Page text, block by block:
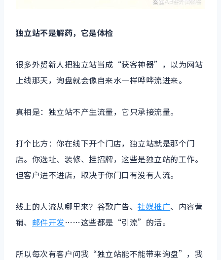
独立站不是解药，它是体检
很多外贸新人把独立站当成“获客神器”，以为网站
上线那天，询盘就会像自来水一样哗哗流进来。
真相是：独立站不产生流量，它只承接流量。
打个比方：你在线下开个门店，独立站就是那个门
店。你选址、装修、挂招牌，这些是独立站的工作。
但客户进不进店，取决于你门口有没有人流。
线上的人流从哪里来？谷歌广告、社媒推广、内容营
销、 邮件开发……这些都是“引流”的活。
所以每次有客户问我“独立站能不能带来询盘”，我